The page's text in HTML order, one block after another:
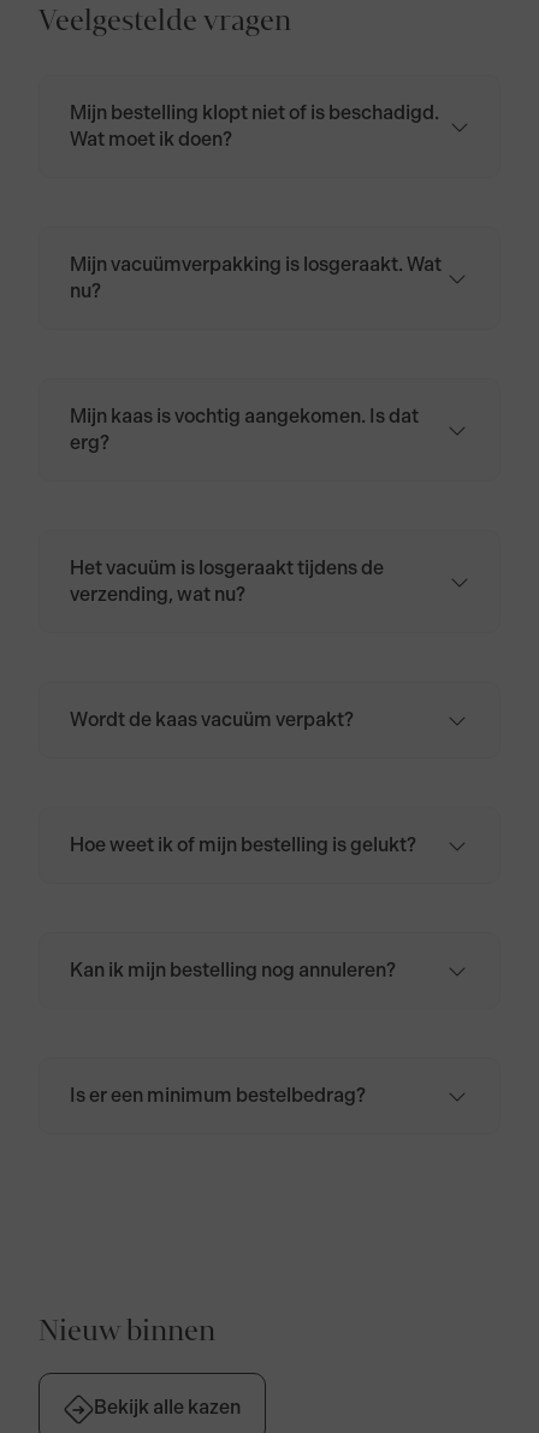
Veelgestelde vragen
Mijn bestelling klopt niet of is beschadigd.
Wat moet ik doen?
Mijn vacuümverpakking is losgeraakt. Wat
nu?
Mijn kaas is vochtig aangekomen. Is dat
erg?
Het vacuüm is losgeraakt tijdens de
verzending, wat nu?
Bewaar de kaas daarna in de koelkast, bij
Wordt de kaas vacuüm verpakt?
Hoe weet ik of mijn bestelling is gelukt?
Kan ik mijn bestelling nog annuleren?
Is er een minimum bestelbedrag?
Nieuw binnen
Bekijk alle kazen